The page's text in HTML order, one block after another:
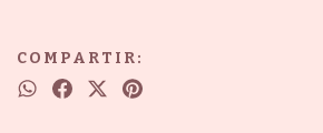
COMPARTIR: